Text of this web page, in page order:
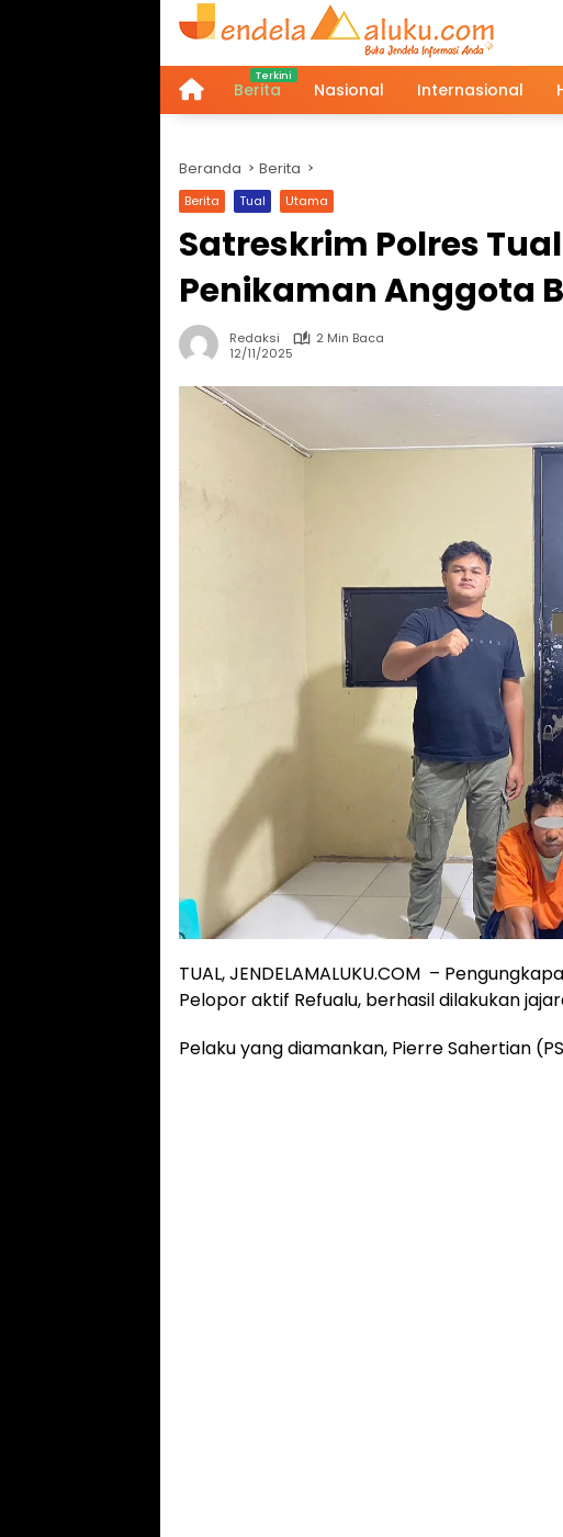
Home
Berita Nasional Internasional
Beranda Berita
Berita Tual Utama
Satreskrim Polres
Penikaman Anggota
Redaksi
2 Min Baca
12/11/2025
TUAL, JENDELAMALUKU.COM –
Pelopor aktif Refualu, berhasil dilakukan
Pelaku yang diamankan, Pierre Sahertian